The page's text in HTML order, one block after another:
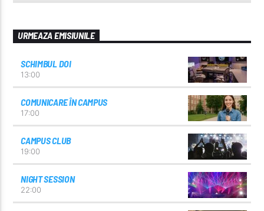
URMEAZA EMISIUNILE
SCHIMBUL DOI
13:00
COMUNICARE ÎN CAMPUS
17:00
CAMPUS CLUB
19:00
NIGHT SESSION
22:00